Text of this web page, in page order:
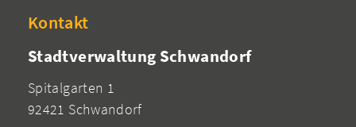
Kontakt
Stadtverwaltung Schwandorf
Spitalgarten 1
92421 Schwandorf